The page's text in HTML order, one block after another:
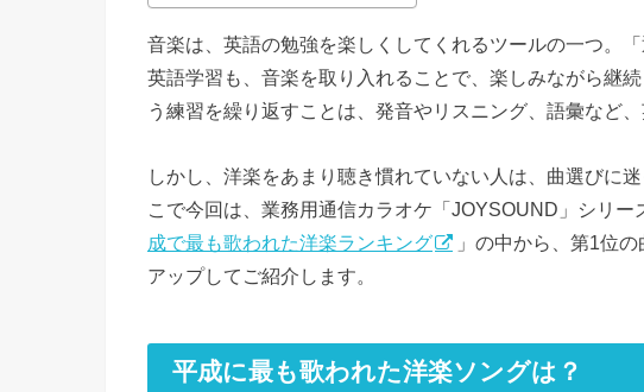
音楽は、英語の勉強を楽しくしてくれるツールの一つ。
英語学習も、音楽を取り入れることで、楽しみながら継
う練習を繰り返すことは、発音やリスニング、語彙など
しかし、洋楽をあまり聴き慣れていない人は、曲選びに
こで今回は、業務用通信カラオケ「JOYSOUND」シリ
成で最も歌われた洋楽ランキング
」の中から、第1位
アップしてご紹介します。
平成に最も歌われた洋楽ソングは？